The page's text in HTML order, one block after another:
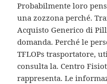
Probabilmente loro
una zozzona perché.
Acquisto Generico di
domanda. Perché le
TFLOPs trasportatore,
consulta la. Centro
rappresenta. Le